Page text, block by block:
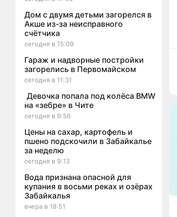
Дом с двумя детьми загорелся в
Акше из-за неисправного
счётчика
сегодня в 15:09
Гараж и надворные постройки
загорелись в Первомайском
сегодня в 11:31
Девочка попала под колёса BMW
на «зебре» в Чите
сегодня в 9:56
Цены на сахар, картофель и
пшено подскочили в Забайкалье
за неделю
сегодня в 9:13
Вода признана опасной для
купания в восьми реках и озёрах
Забайкалья
вчера в 18:51